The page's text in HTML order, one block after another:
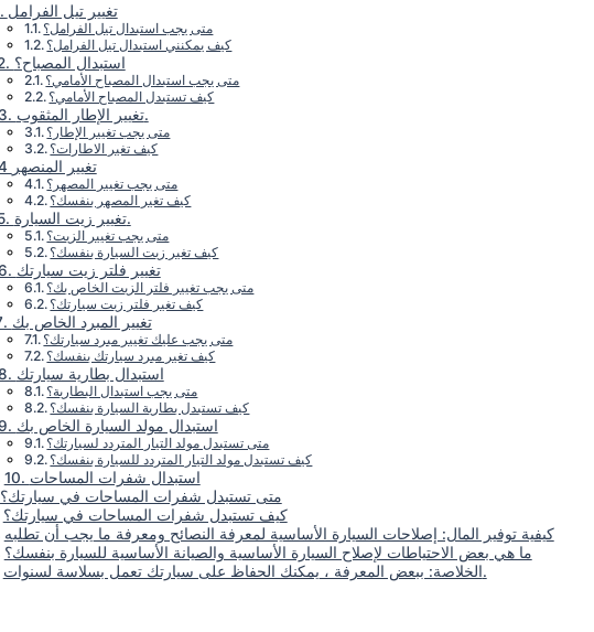
1. تغيير تيل الفرامل
متى يجب استبدال تيل الفرامل؟
كيف يمكنني استبدال تيل الفرامل؟
2. استبدال المصباح؟
متى يجب استبدال المصباح الأمامي؟
كيف تستبدل المصباح الأمامي؟
3. تغيير الإطار المثقوب.
متى يجب تغيير الإطار؟
كيف تغير الاطارات؟
4 تغيير المنصهر
متى يجب تغيير المصهر؟
كيف تغير المصهر بنفسك؟
5. تغيير زيت السيارة.
متى يجب تغيير الزيت؟
كيف تغير زيت السيارة بنفسك؟
6. تغيير فلتر زيت سيارتك
متى يجب تغيير فلتر الزيت الخاص بك؟
كيف تغير فلتر زيت سيارتك؟
7. تغيير المبرد الخاص بك
متى يجب عليك تغيير مبرد سيارتك؟
كيف تغير مبرد سيارتك بنفسك؟
8. استبدال بطارية سيارتك
متى يجب استبدال البطارية؟
كيف تستبدل بطارية السيارة بنفسك؟
9. استبدال مولد السيارة الخاص بك
متى تستبدل مولد التيار المتردد لسيارتك؟
كيف تستبدل مولد التيار المتردد للسيارة بنفسك؟
10. استبدال شفرات المساحات
متى تستبدل شفرات المساحات في سيارتك؟
كيف تستبدل شفرات المساحات في سيارتك؟
كيفية توفير المال: إصلاحات السيارة الأساسية لمعرفة النصائح ومعرفة ما يجب أن تطلبه
ما هي بعض الاحتياطات لإصلاح السيارة الأساسية والصيانة الأساسية للسيارة بنفسك؟
الخلاصة: ببعض المعرفة ، يمكنك الحفاظ على سيارتك تعمل بسلاسة لسنوات.